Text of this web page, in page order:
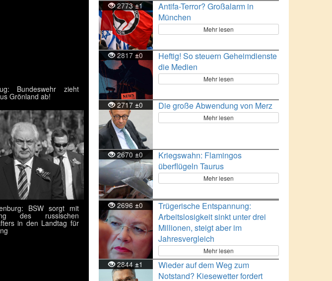
Bundeswehr zieht
Grönland ab!
BSW sorgt mit
des russischen
in den Landtag für
2773±1
Antifa-Terror? Großalarm in
München
Mehr lesen
2817±0
Heftig! So steuern Geheimdienste
die Medien
Mehr lesen
2717±0 Die große Abwendung von Merz
Mehr lesen
2670±0
Kriegswahn: Flamingos
überflügeln Taurus
Mehr lesen
2696±0
Trügerische Entspannung:
Arbeitslosigkeit sinkt unter drei
Millionen, steigt aber im
Jahresvergleich
Mehr lesen
2844±1
Wieder auf dem Weg zum
Notstand? Kiesewetter fordert